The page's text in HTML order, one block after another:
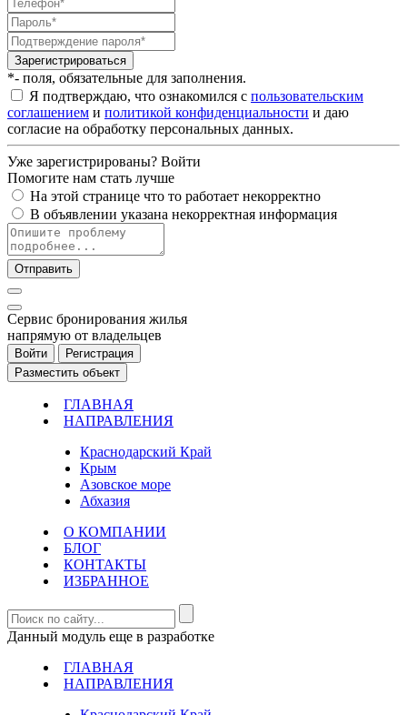
Зарегистрироваться
*- поля, обязательные для заполнения.
Я подтверждаю, что ознакомился с пользовательским
соглашением и политикой конфиденциальности и даю
согласие на обработку персональных данных.
Уже зарегистрированы? Войти
Помогите нам стать лучше
На этой странице что то работает некорректно
В объявлении указана некорректная информация
Отправить
Cервис бронирования жилья
напрямую от владельцев
Войти
Регистрация
Разместить объект
ГЛАВНАЯ
НАПРАВЛЕНИЯ
Краснодарский Край
Крым
Азовское море
Абхазия
О КОМПАНИИ
БЛОГ
КОНТАКТЫ
ИЗБРАННОЕ
Данный модуль еще в разработке
ГЛАВНАЯ
НАПРАВЛЕНИЯ